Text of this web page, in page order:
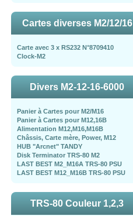
Cartes diverses M2/12/16
Carte avec 3 x RS232 N°8709410
Clock-M2
Divers M2-12-16-6000
Panier à Cartes pour M2/M16
Panier à Cartes pour M12,16B
Alimentation M12,M16,M16B
Châssis, Carte mère, Power, M12
HUB "Arcnet" TANDY
Disk Terminator TRS-80 M2
LAST BEST M2_M16A TRS-80 PSU
LAST BEST M12_M16B TRS-80 PSU
TRS-80 Couleur 1,2,3